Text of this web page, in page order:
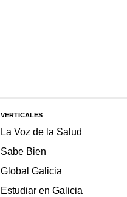
VERTICALES
La Voz de la Salud
Sabe Bien
Global Galicia
Estudiar en Galicia